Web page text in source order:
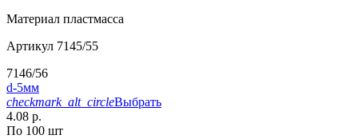
Материал пластмасса
Артикул 7145/55
7146/56
d-5мм
checkmark_alt_circleВыбрать
4.08 р.
По 100 шт